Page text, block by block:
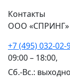
Контакты
ООО «СПРИНГ»
+7 (495) 032-02-
09:00 – 18:00,
Сб.-Вс.: